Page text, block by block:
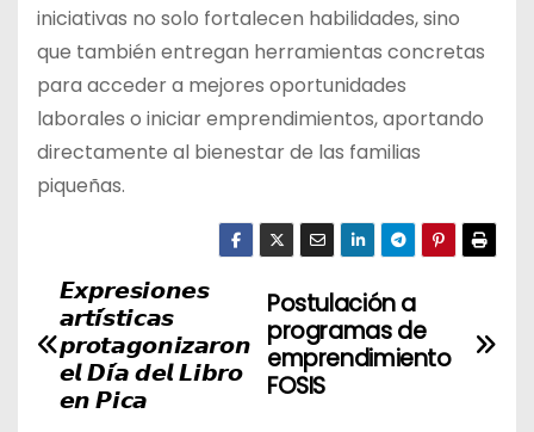
iniciativas no solo fortalecen habilidades, sino
que también entregan herramientas concretas
para acceder a mejores oportunidades
laborales o iniciar emprendimientos, aportando
directamente al bienestar de las familias
piqueñas.
N
a
Postulación a
programas de
emprendimiento
FOSIS
𝙀𝙭𝙥𝙧𝙚𝙨𝙞𝙤𝙣𝙚𝙨
𝙖𝙧𝙩𝙞́𝙨𝙩𝙞𝙘𝙖𝙨
𝙥𝙧𝙤𝙩𝙖𝙜𝙤𝙣𝙞𝙯𝙖𝙧𝙤𝙣
𝙚𝙡 𝘿𝙞́𝙖 𝙙𝙚𝙡 𝙇𝙞𝙗𝙧𝙤
𝙚𝙣 𝙋𝙞𝙘𝙖